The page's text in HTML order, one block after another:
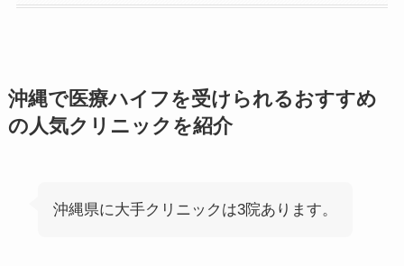
沖縄で医療ハイフを受けられるおすすめ
の人気クリニックを紹介
沖縄県に大手クリニックは3院あります。